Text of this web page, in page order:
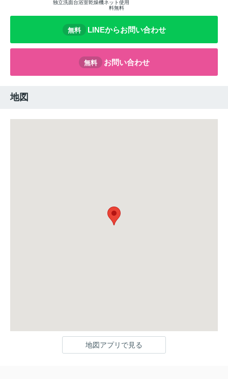
独立洗面台浴室乾燥機ネット使用
料無料
無料 LINEからお問い合わせ
無料 お問い合わせ
地図
地図アプリで見る